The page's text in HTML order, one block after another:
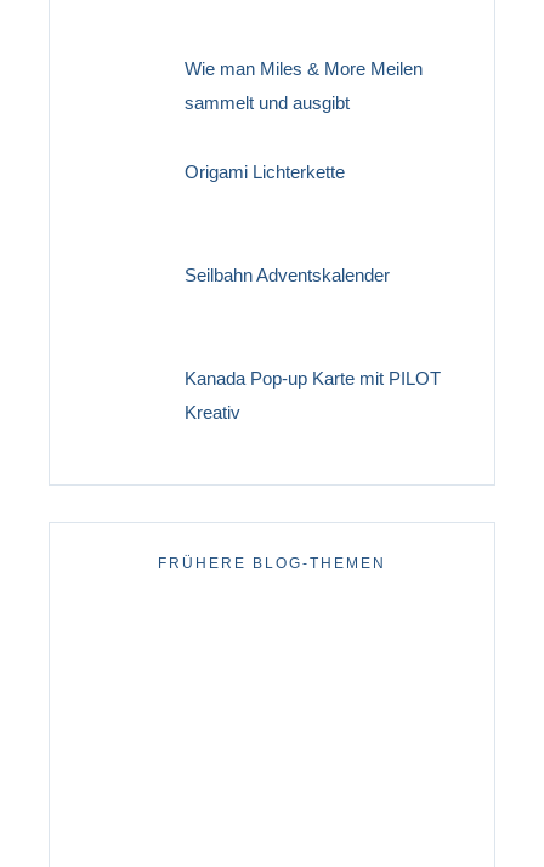
Wie man Miles & More Meilen
sammelt und ausgibt
Origami Lichterkette
Seilbahn Adventskalender
Kanada Pop-up Karte mit PILOT
Kreativ
FRÜHERE BLOG-THEMEN